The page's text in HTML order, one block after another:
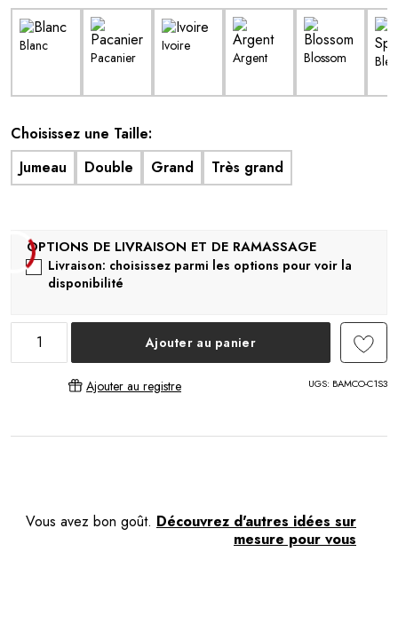
Blanc
Pacanier
Ivoire
Argent Blossom
Choisissez une Taille:
Jumeau
Double Grand Très grand
Livraison: choisissez parmi les options pour voir la
disponibilité
Ajouter au panier
Ajouter au registre UGS: BAMCO-C1S3
Vous avez bon goût. Découvrez d'autres idées sur
mesure pour vous